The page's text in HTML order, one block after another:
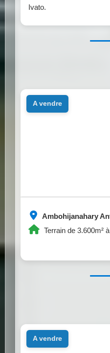
Ivato.
Ambohijanahary
Terrain de 3.600m²
a vendre
a vendre